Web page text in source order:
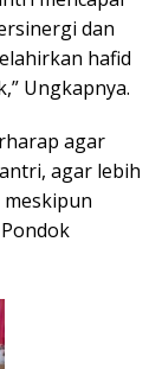
dan
hafid
Ungkapnya.
agar
agar lebih
meskipun